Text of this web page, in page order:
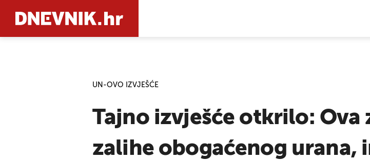
UN-OVO IZVJEŠĆE
Tajno izvješće otkrilo: Ova
zalihe obogaćenog urana,